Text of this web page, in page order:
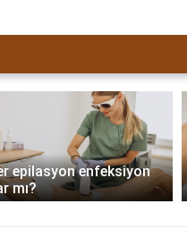
epilasyon enfeksiyon
mı?